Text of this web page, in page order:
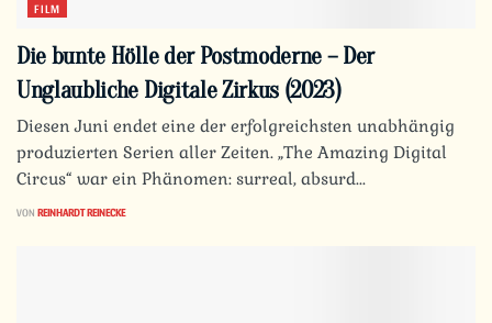
FILM
Die bunte Hölle der Postmoderne – Der
Unglaubliche Digitale Zirkus (2023)
Diesen Juni endet eine der erfolgreichsten unabhängig
produzierten Serien aller Zeiten. „The Amazing Digital
Circus“ war ein Phänomen: surreal, absurd...
VON REINHARDT REINECKE